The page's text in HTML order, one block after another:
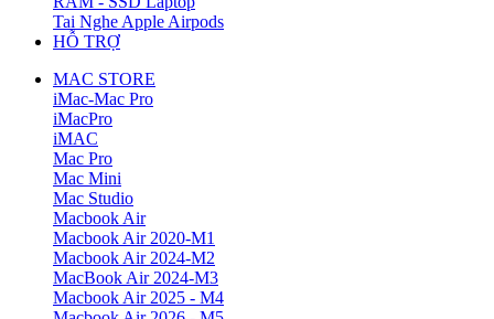
Tai Nghe Apple Airpods
HỖ TRỢ
MAC STORE
iMac-Mac Pro
iMacPro
iMAC
Mac Pro
Mac Mini
Mac Studio
Macbook Air
Macbook Air 2020-M1
Macbook Air 2024-M2
MacBook Air 2024-M3
Macbook Air 2025 - M4